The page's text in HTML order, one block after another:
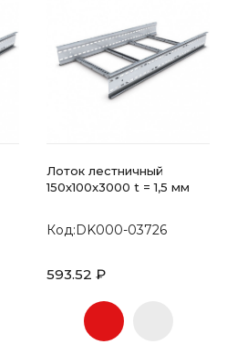
Лоток лестничный
150х100x3000 t = 1,5 мм
Код:DK000-03726
593.52 ₽